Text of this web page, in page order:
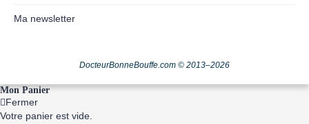
Ma newsletter
DocteurBonneBouffe.com © 2013–2026
Mon Panier
Fermer
Votre panier est vide.